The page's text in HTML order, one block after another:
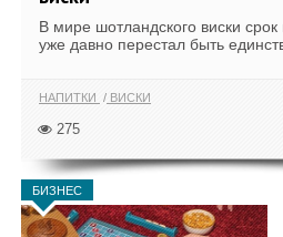
В мире шотландского виски
уже давно перестал быть
НАПИТКИ ВИСКИ
275
БИЗНЕС